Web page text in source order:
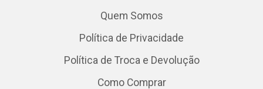
Quem Somos
Política de Privacidade
Política de Troca e Devolução
Como Comprar